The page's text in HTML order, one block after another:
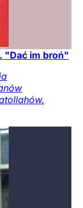
"Dać im broń"